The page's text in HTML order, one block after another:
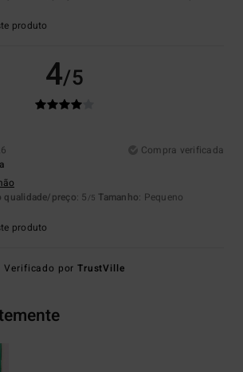
produto
4/5
Compra verificada
qualidade/preço: 5 /5 Tamanho: Pequeno
produto
Verificado porTrustVille